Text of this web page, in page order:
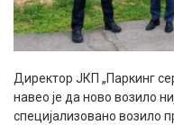
Директор ЈКП „Паркинг
навео је да ново возило
специјализовано возило